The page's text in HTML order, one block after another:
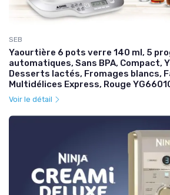
SEB
Yaourtière 6 pots verre 140 ml, 5
automatiques, Sans BPA, Compact,
Desserts lactés, Fromages blancs,
Multidélices Express, Rouge
Voir le détail